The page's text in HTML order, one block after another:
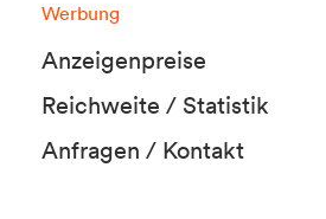
Werbung
Anzeigenpreise
Reichweite / Statistik
Anfragen / Kontakt